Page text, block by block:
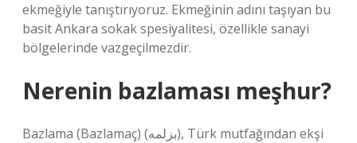
ekmeğiyle tanıştırıyoruz. Ekmeğinin adını taşıyan bu
basit Ankara sokak spesiyalitesi, özellikle sanayi
bölgelerinde vazgeçilmezdir.
Nerenin bazlaması meşhur?
Bazlama (Bazlamaç) (بزلمه), Türk mutfağından ekşi